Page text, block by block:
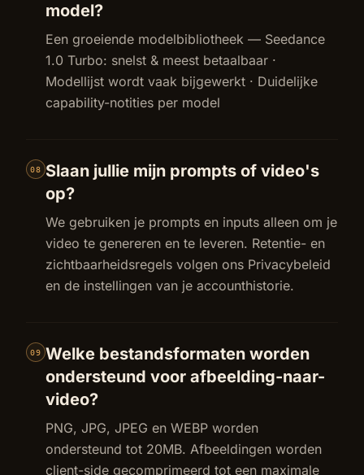
model?
Een groeiende modelbibliotheek — Seedance
1.0 Turbo: snelst & meest betaalbaar ·
Modellijst wordt vaak bijgewerkt · Duidelijke
capability-notities per model
08
Slaan jullie mijn prompts of video's
op?
We gebruiken je prompts en inputs alleen om je
video te genereren en te leveren. Retentie- en
zichtbaarheidsregels volgen ons Privacybeleid
en de instellingen van je accounthistorie.
09 Welke bestandsformaten worden
ondersteund voor afbeelding-naar-
video?
PNG, JPG, JPEG en WEBP worden
ondersteund tot 20MB. Afbeeldingen worden
client-side gecomprimeerd tot een maximale